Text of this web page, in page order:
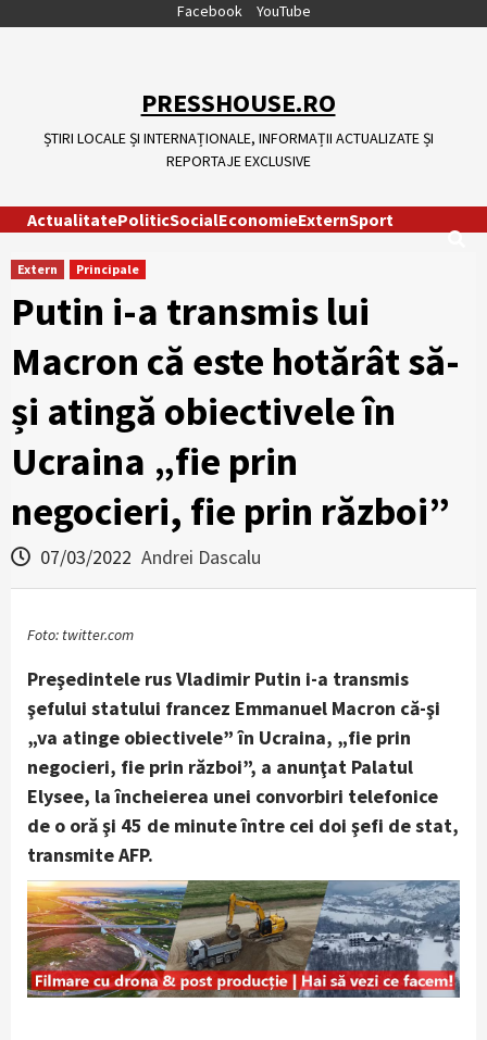
Facebook YouTube
PRESSHOUSE.RO
ȘTIRI LOCALE ȘI INTERNAȚIONALE, INFORMAȚII ACTUALIZATE ȘI
REPORTAJE EXCLUSIVE
ActualitatePoliticSocialEconomieExternSport
Extern Principale
Putin i-a transmis lui
Macron că este hotărât să-
și atingă obiectivele în
Ucraina „fie prin
negocieri, fie prin război”
07/03/2022 Andrei Dascalu
Foto: twitter.com
Preşedintele rus Vladimir Putin i-a transmis
şefului statului francez Emmanuel Macron că-şi
„va atinge obiectivele” în Ucraina, „fie prin
negocieri, fie prin război”, a anunţat Palatul
Elysee, la încheierea unei convorbiri telefonice
de o oră şi 45 de minute între cei doi şefi de stat,
transmite AFP.